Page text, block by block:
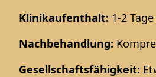
Klinikaufenthalt: 1-2
Nachbehandlung:
Gesellschaftsfähigkeit: